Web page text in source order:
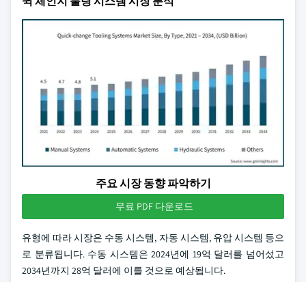
주요 시장 동향 파악하기
무료 PDF 다운로드
유형에 따라 시장은 수동 시스템, 자동 시스템, 유압 시스템 등으
로 분류됩니다. 수동 시스템은 2024년에 19억 달러를 넘어섰고
2034년까지 28억 달러에 이를 것으로 예상됩니다.